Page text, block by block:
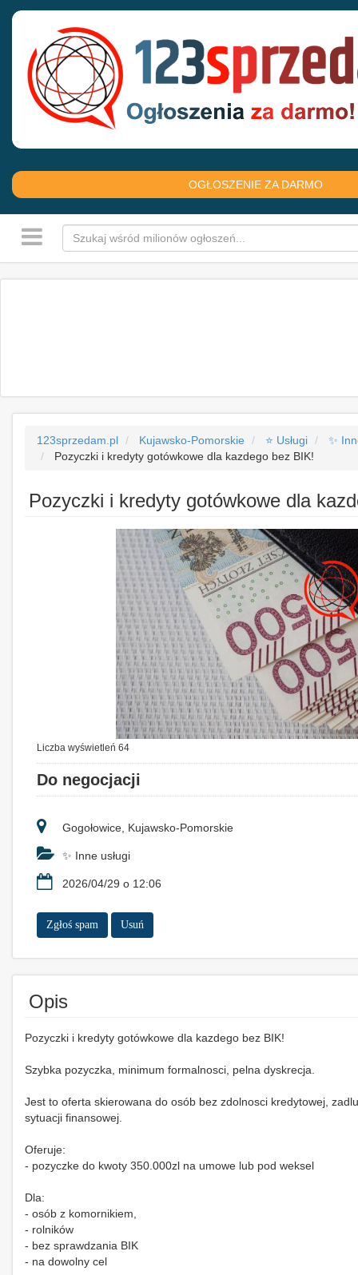
OGŁOSZENIE ZA DARMO
123sprzedam.pl Kujawsko-Pomorskie ⭐ Usługi
✨
Pozyczki i kredyty gotówkowe dla kazdego bez BIK!
Pozyczki i kredyty gotówkowe dla
Liczba wyświetleń 64
Do negocjacji
Gogołowice, Kujawsko-Pomorskie
✨ Inne usługi
2026/04/29 o 12:06
Zgłoś spam Usuń
Opis
Pozyczki i kredyty gotówkowe dla kazdego bez BIK!
Szybka pozyczka, minimum formalnosci, pelna dyskrecja.
Jest to oferta skierowana do osób bez zdolnosci kredytowej,
sytuacji finansowej.
Oferuje:
- pozyczke do kwoty 350.000zl na umowe lub pod weksel
Dla:
- osób z komornikiem,
- rolników
- bez sprawdzania BIK
- na dowolny cel